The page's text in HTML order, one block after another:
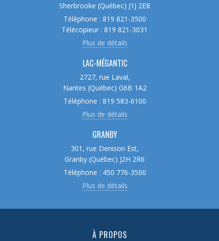
Sherbrooke (Québec) J1J 2E8
Téléphone : 819 821-3500
Télécopieur : 819 821-3031
Plus de détails
LAC-MÉGANTIC
2727, rue Laval,
Nantes (Québec) G6B 1A2
Téléphone : 819 583-6100
Plus de détails
GRANBY
301, rue Denison Est,
Granby (Québec) J2H 2R6
Téléphone : 450 776-3500
Plus de détails
À PROPOS